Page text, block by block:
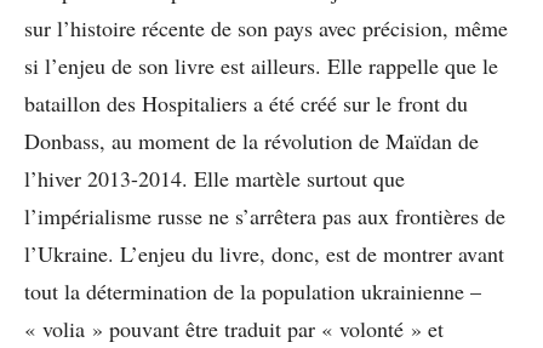
sur l’histoire récente de son pays avec précision, même
si l’enjeu de son livre est ailleurs. Elle rappelle que le
bataillon des Hospitaliers a été créé sur le front du
Donbass, au moment de la révolution de Maïdan de
l’hiver 2013-2014. Elle martèle surtout que
l’impérialisme russe ne s’arrêtera pas aux frontières de
l’Ukraine. L’enjeu du livre, donc, est de montrer avant
tout la détermination de la population ukrainienne –
« volia » pouvant être traduit par « volonté » et